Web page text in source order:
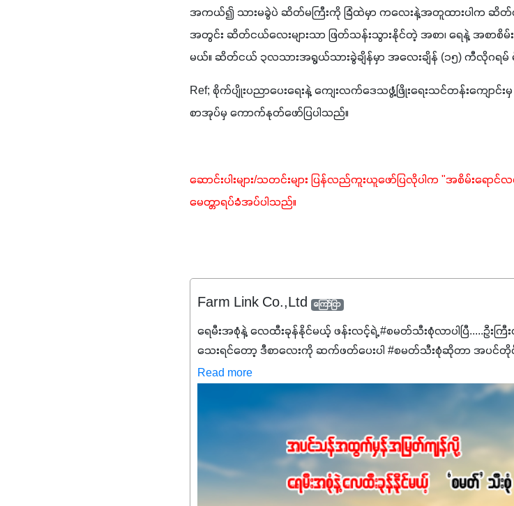
အကယ်၍ သားမခွဲပဲ ဆိတ်မကြီးကို ခြံထဲမှာ ကလေးနဲ့အတူထားပါက ဆိ
အတွင်း ဆိတ်ငယ်လေးများသာ ဖြတ်သန်းသွားနိုင်တဲ့ အစာ၊ ရေနဲ့ အစာစိမ်
မယ်။ ဆိတ်ငယ် ၃လသားအရွယ်သားခွဲချိန်မှာ အလေးချိန် (၁၅) ကီလိုဂရမ်
Ref; စိုက်ပျိုးပညာပေးရေးနဲ့ ကျေးလက်ဒေသဖွံ့ဖြိုးရေးသင်တန်းကျောင်
စာအုပ်မှ ကောက်နုတ်ဖော်ပြပါသည်။
ဆောင်းပါးများ/သတင်းများ ပြန်လည်ကူးယူဖော်ပြလိုပါက "အစိမ်းရော
မေတ္တာရပ်ခံအပ်ပါသည်။
Farm Link Co.,Ltd ကြော်ငြာ
ရေမီးအစုံနဲ့ လေထီးခုန်နိုင်မယ့် ဖန်းလင့်ရဲ့ #စမတ်သီးစုံလာပါပြီ.....ဦး
သေးရင်တော့ ဒီစာလေးကို ဆက်ဖတ်‌ပေးပါ #စမတ်သီးစုံဆိုတာ အပင်
မစ်အက်စစ်တို့ အချိုးကျ ပေါင်းစပ်ထားတဲ့ ကွန်ပေါင်းဓာတ်မြေဩဇာဖ
နိုက်ထရိုဂျင် 19%ပါဝင်တဲ့အတွက် ကလိုရိုဖီးလ်ဖွဲ့စည်းမှုကို အားပေးကာ သီး
ချက်လုပ်မှုအားကောင်းစေပါတယ်။ အပင်၏ပင်ပိုင်းကြီးထွားမှုကို တိုးမြ
သင့်တော်တဲ့ Phosphorus 7%ပါဝင်မှုကြောင့် အပင်ရဲ့ အမြစ်ဖွဲ့စည်း
တယ်။ ဒါ့အပြင် ပန်းပွင့်ခြင်း၊အသီးသီးခြင်း၊အစေ့တည်ခြင်းလုပ်ငန်း
Potassium 8%က အပင်ရဲ့ ရောဂါဒဏ်၊ရာသီဥတုဒဏ်ခံနိုင်ရည်ရှိမှုကို
အရသာ ပိုမိုကောင်းမွန်စေဖို့အတွက် လိုအပ်တဲ့အာဟာရဓာတ်ဖြစ်ပါတယ်
Read more